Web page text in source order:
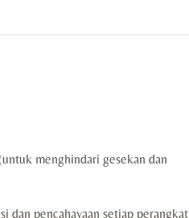
menghindari gesekan dan
dan pencahayaan setiap perangkat